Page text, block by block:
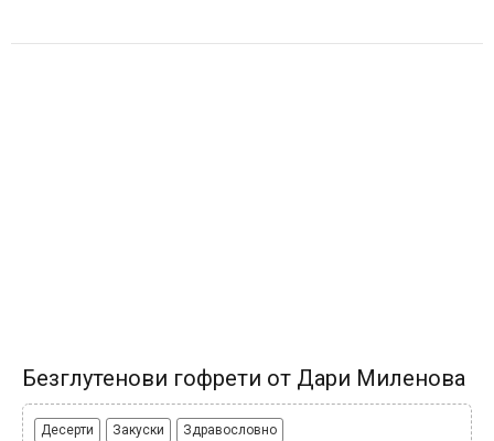
Безглутенови гофрети от Дари Миленова
Десерти Закуски Здравословно